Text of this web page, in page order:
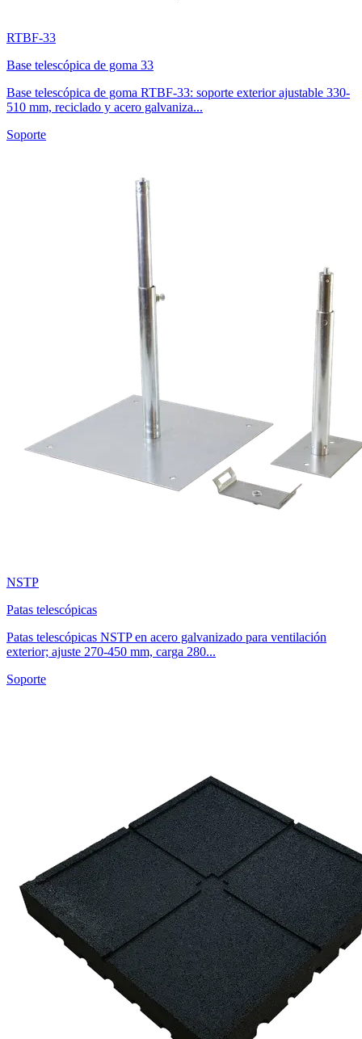
RTBF-33
Base telescópica de goma 33
Base telescópica de goma RTBF-33: soporte exterior ajustable 330-
510 mm, reciclado y acero galvaniza...
Soporte
NSTP
Patas telescópicas
Patas telescópicas NSTP en acero galvanizado para ventilación
exterior; ajuste 270-450 mm, carga 280...
Soporte